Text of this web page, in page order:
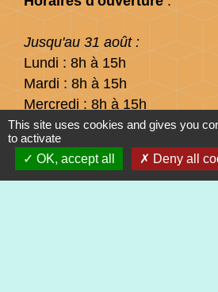
Jusqu'au 31 août :
Lundi : 8h à 15h
Mardi : 8h à 15h
Mercredi : 8h à 15h
Jeudi : 8h à 15h
Vendredi : 8h à 12h
This site uses cookies and gives you
to activate
OK, accept all
Deny all